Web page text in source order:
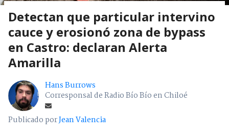
Detectan que particular intervino
cauce y erosionó zona de bypass
en Castro: declaran Alerta
Amarilla
Hans Burrows
Corresponsal de Radio Bío Bío en Chiloé
Publicado porJean Valencia